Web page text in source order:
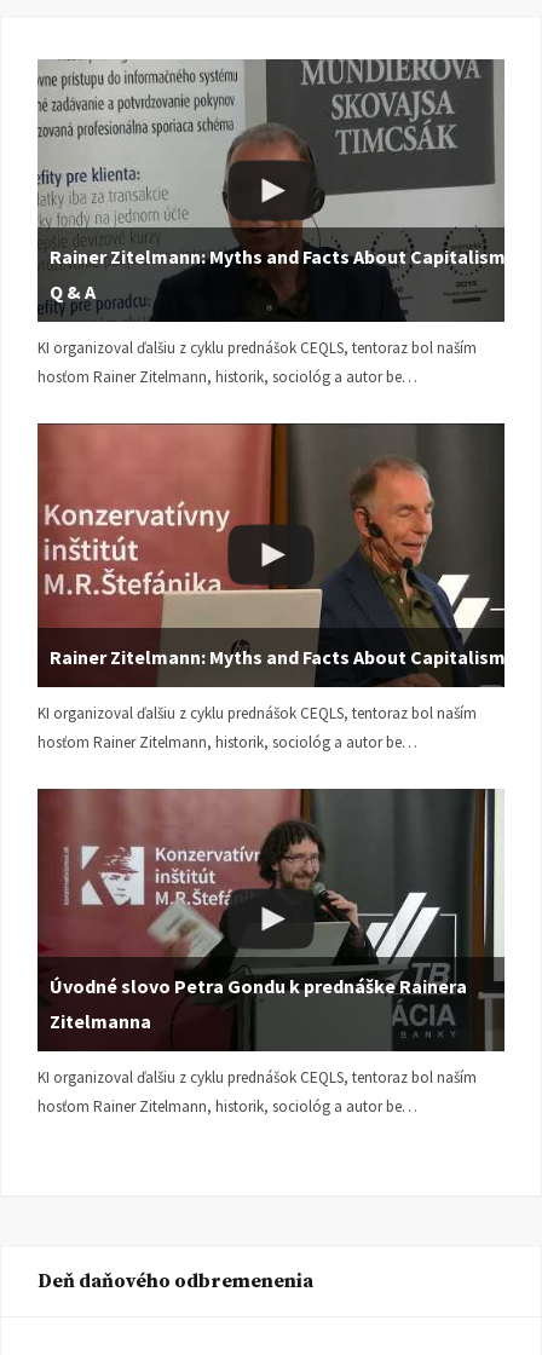
Rainer Zitelmann: Myths and Facts About Capitalism |
Q & A
KI organizoval ďalšiu z cyklu prednášok CEQLS, tentoraz bol naším
hosťom Rainer Zitelmann, historik, sociológ a autor be…
Rainer Zitelmann: Myths and Facts About Capitalism
KI organizoval ďalšiu z cyklu prednášok CEQLS, tentoraz bol naším
hosťom Rainer Zitelmann, historik, sociológ a autor be…
Úvodné slovo Petra Gondu k prednáške Rainera
Zitelmanna
KI organizoval ďalšiu z cyklu prednášok CEQLS, tentoraz bol naším
hosťom Rainer Zitelmann, historik, sociológ a autor be…
Deň daňového odbremenenia